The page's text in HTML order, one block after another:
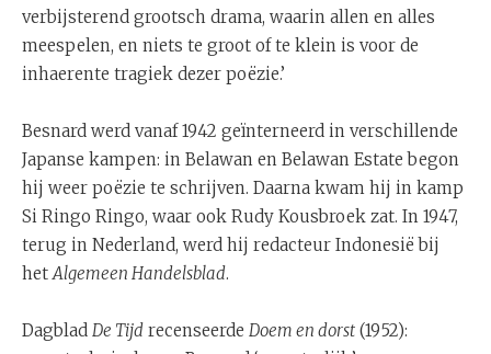
verbijsterend grootsch drama, waarin allen en alles
meespelen, en niets te groot of te klein is voor de
inhaerente tragiek dezer poëzie.’
Besnard werd vanaf 1942 geïnterneerd in verschillende
Japanse kampen: in Belawan en Belawan Estate begon
hij weer poëzie te schrijven. Daarna kwam hij in kamp
Si Ringo Ringo, waar ook Rudy Kousbroek zat. In 1947,
terug in Nederland, werd hij redacteur Indonesië bij
hetAlgemeen Handelsblad.
Dagblad De Tijd recenseerde Doem en dorst (1952):